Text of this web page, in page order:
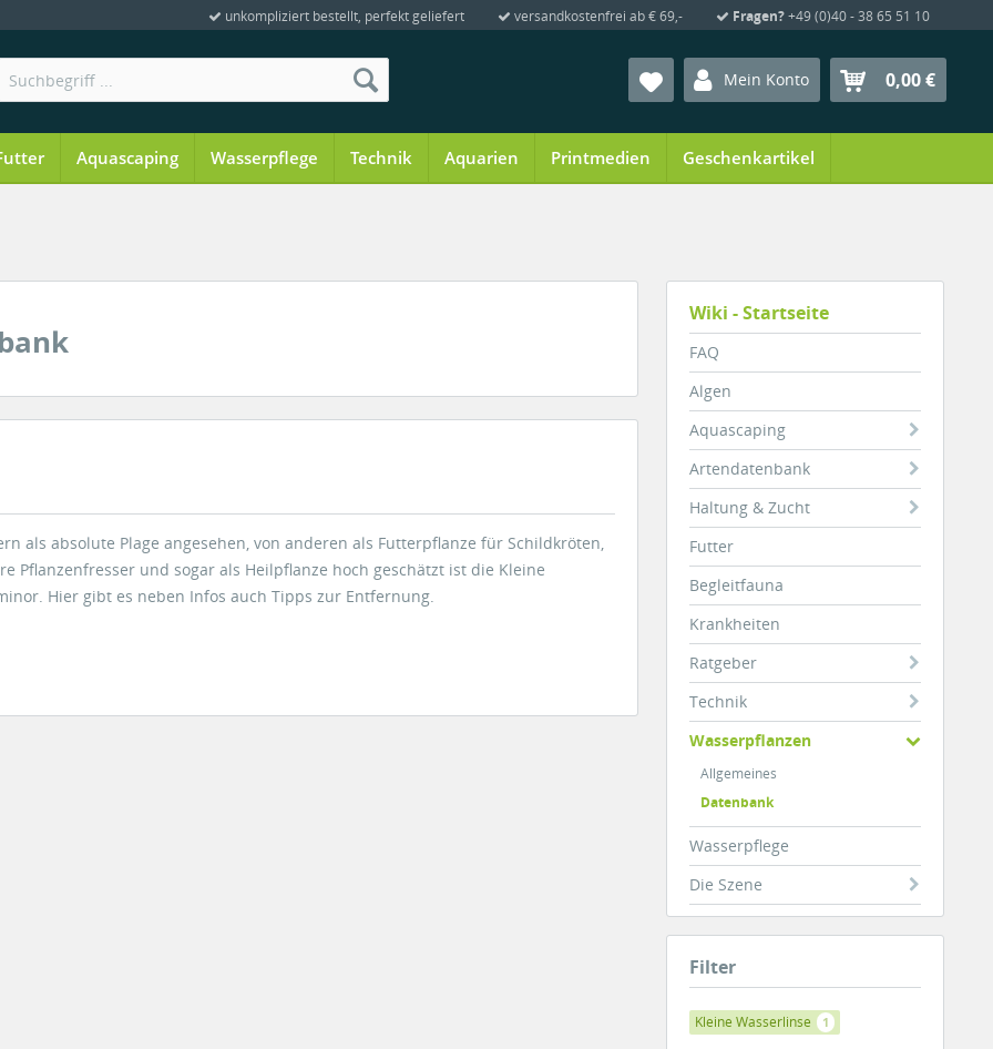
unkompliziert bestellt, perfekt geliefert versandkostenfrei ab € 69,- Fragen?+49 (0)40 - 38 65 51 10
Mein Konto 0,00 €
Aquascaping Wasserpflege Technik Aquarien Printmedien Geschenkartikel
Wiki - Startseite
FAQ
Algen
Aquascaping
Artendatenbank
Haltung & Zucht
Futter
Begleitfauna
Krankheiten
Ratgeber
Technik
Wasserpflanzen
Allgemeines
Datenbank
Wasserpflege
Die Szene
Filter
Kleine Wasserlinse 1
als absolute Plage angesehen, von anderen als Futterpflanze für Schildkröten,
Pflanzenfresser und sogar als Heilpflanze hoch geschätzt ist die Kleine
Hier gibt es neben Infos auch Tipps zur Entfernung.